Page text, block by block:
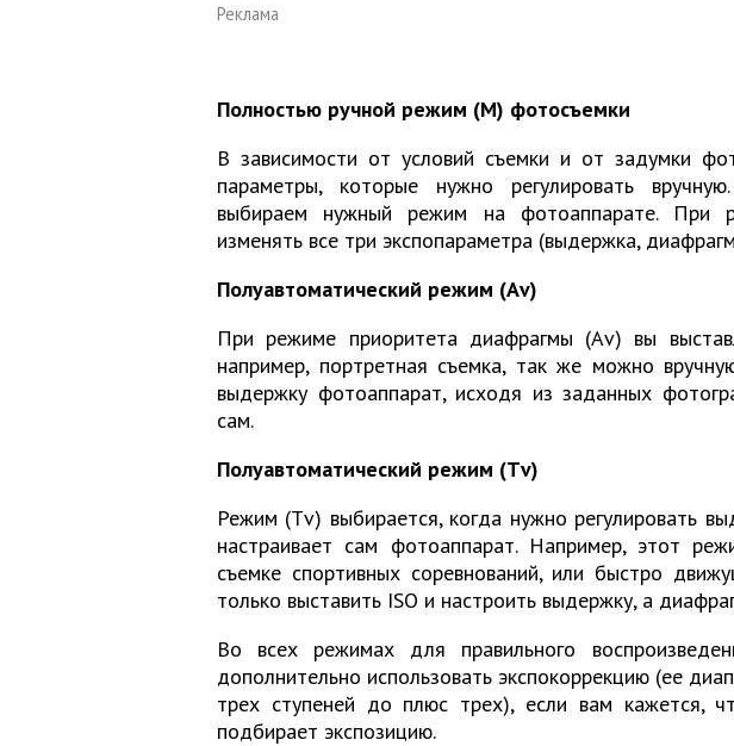
Реклама
Полностью ручной режим (М) фотосъемки
В зависимости от условий съемки и от задумки
параметры, которые нужно регулировать
выбираем нужный режим на фотоаппарате.
изменять все три экспопараметра (выдержка,
Полуавтоматический режим (Аv)
При режиме приоритета диафрагмы (Аv) вы
например, портретная съемка, так же можно
выдержку фотоаппарат, исходя из заданных
сам.
Полуавтоматический режим (Тv)
Режим (Тv) выбирается, когда нужно регулировать
настраивает сам фотоаппарат. Например, этот
съемке спортивных соревнований, или быстро
только выставить ISO и настроить выдержку, а
Во всех режимах для правильного
дополнительно использовать экспокоррекцию (ее
трех ступеней до плюс трех), если вам кажется,
подбирает экспозицию.